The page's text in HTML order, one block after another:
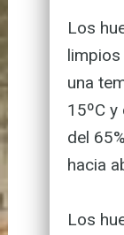
o
k
Los
una
15ºC
del
hacia
Los